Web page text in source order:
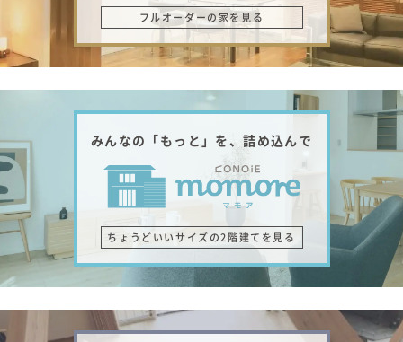
フルオーダーの家を見る
みんなの「もっと」を、詰め込んで
ちょうどいいサイズの2階建てを見る